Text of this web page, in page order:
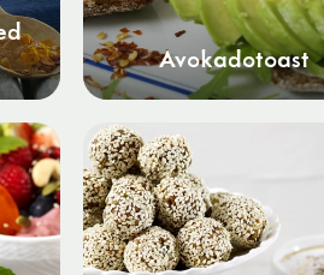
Avokadotoast